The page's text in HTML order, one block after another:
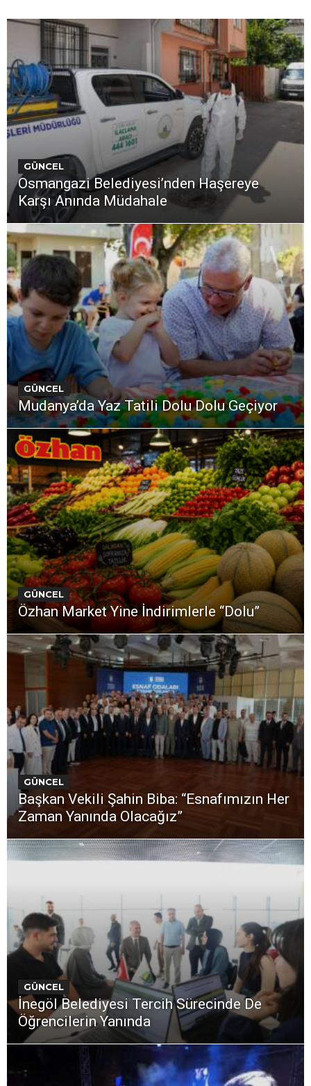
GÜNCEL
Osmangazi Belediyesi’nden Haşereye
Karşı Anında Müdahale
GÜNCEL
Mudanya’da Yaz Tatili Dolu Dolu Geçiyor
GÜNCEL
Özhan Market Yine İndirimlerle “Dolu”
GÜNCEL
Başkan Vekili Şahin Biba: “Esnafımızın Her
Zaman Yanında Olacağız”
GÜNCEL
İnegöl Belediyesi Tercih Sürecinde De
Öğrencilerin Yanında